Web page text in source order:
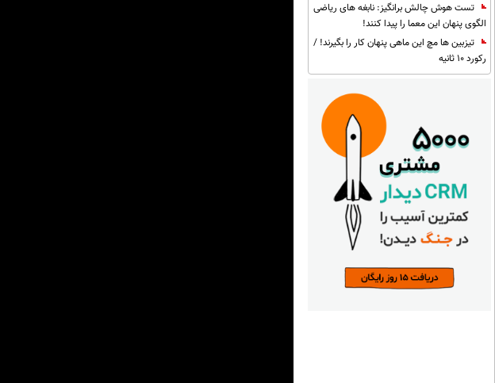
تست هوش چالش برانگیز: نابغه های ریاضی
الگوی پنهان این معما را پیدا کنند!
تیزبین ها مچ این ماهی پنهان کار را بگیرند! /
رکورد 10 ثانیه